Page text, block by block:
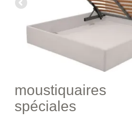
moustiquaires
spéciales